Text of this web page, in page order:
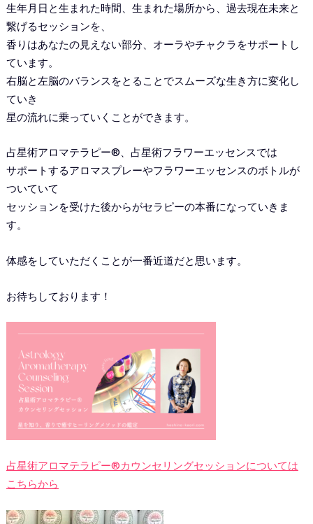
生年月日と生まれた時間、生まれた場所から、過去現在未来と
繋げるセッションを、
香りはあなたの見えない部分、オーラやチャクラをサポートし
ています。
右脳と左脳のバランスをとることでスムーズな生き方に変化し
ていき
星の流れに乗っていくことができます。
占星術アロマテラピー®︎、占星術フラワーエッセンスでは
サポートするアロマスプレーやフラワーエッセンスのボトルが
ついていて
セッションを受けた後からがセラピーの本番になっていきま
す。
体感をしていただくことが一番近道だと思います。
お待ちしております！
占星術アロマテラピー®︎カウンセリングセッションについては
こちらから